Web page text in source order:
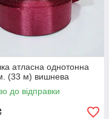
атласна однотонна
(33 м) вишнева
до відправки